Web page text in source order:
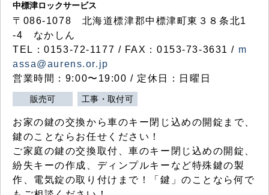
中標津ロックサービス
〒086-1078 北海道標津郡中標津町東３８条北1
-4 なかしん
TEL：0153-72-1177 / FAX：0153-73-3631 / m
assa@aurens.or.jp
営業時間：9:00〜19:00 / 定休日：日曜日
販売可 工事・取付可
お家の鍵の交換から車のキー閉じ込めの開錠まで、
鍵のことならお任せください！
ご家庭の鍵の交換取付、車のキー閉じ込めの開錠、
紛失キーの作成、ディンプルキーなど特殊鍵の製
作、電気錠の取り付けまで！「鍵」のことなら何で